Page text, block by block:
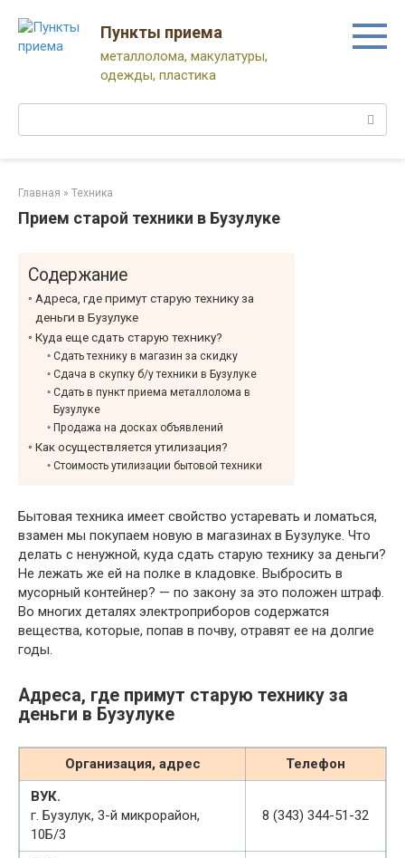
контенту
Пункты приема
металлолома, макулатуры,
одежды, пластика
Поиск:
Главная » Техника
Прием старой техники в Бузулуке
Содержание
Адреса, где примут старую технику за
деньги в Бузулуке
Куда еще сдать старую технику?
Сдать технику в магазин за скидку
Сдача в скупку б/у техники в Бузулуке
Сдать в пункт приема металлолома в
Бузулуке
Продажа на досках объявлений
Как осуществляется утилизация?
Стоимость утилизации бытовой техники
Бытовая техника имеет свойство устаревать и ломаться,
взамен мы покупаем новую в магазинах в Бузулуке. Что
делать с ненужной, куда сдать старую технику за деньги?
Не лежать же ей на полке в кладовке. Выбросить в
мусорный контейнер? — по закону за это положен штраф.
Во многих деталях электроприборов содержатся
вещества, которые, попав в почву, отравят ее на долгие
годы.
Адреса, где примут старую технику за
деньги в Бузулуке
Организация, адрес
Телефон
ВУК.
г. Бузулук, 3-й микрорайон,
10Б/3
8 (343) 344-51-32